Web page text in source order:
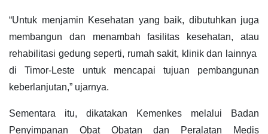
“Untuk menjamin Kesehatan yang baik, dibutuhkan juga
membangun dan menambah fasilitas kesehatan, atau
rehabilitasi gedung seperti, rumah sakit, klinik dan lainnya
di Timor-Leste untuk mencapai tujuan pembangunan
keberlanjutan,” ujarnya.
Sementara itu, dikatakan Kemenkes melalui Badan
Penyimpanan Obat Obatan dan Peralatan Medis